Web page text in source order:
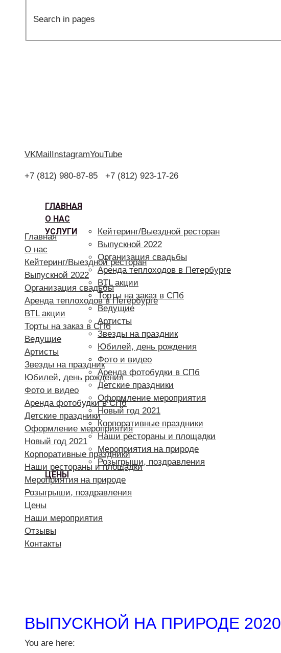
Search in pages
VKMailInstagramYouTube
+7 (812) 980-87-85 +7 (812) 923-17-26
ГЛАВНАЯ
О НАС
УСЛУГИ
Кейтеринг/Выездной ресторан
Выпускной 2022
Организация свадьбы
Аренда теплоходов в Петербурге
BTL акции
Торты на заказ в СПб
Ведущие
Артисты
Звезды на праздник
Юбилей, день рождения
Фото и видео
Аренда фотобудки в СПб
Детские праздники
Оформление мероприятия
Новый год 2021
Корпоративные праздники
Наши рестораны и площадки
Мероприятия на природе
Розыгрыши, поздравления
ЦЕНЫ
Главная
О нас
Кейтеринг/Выездной ресторан
Выпускной 2022
Организация свадьбы
Аренда теплоходов в Петербурге
BTL акции
Торты на заказ в СПб
Ведущие
Артисты
Звезды на праздник
Юбилей, день рождения
Фото и видео
Аренда фотобудки в СПб
Детские праздники
Оформление мероприятия
Новый год 2021
Корпоративные праздники
Наши рестораны и площадки
Мероприятия на природе
Розыгрыши, поздравления
Цены
Наши мероприятия
Отзывы
Контакты
ВЫПУСКНОЙ НА ПРИРОДЕ 2020
You are here: